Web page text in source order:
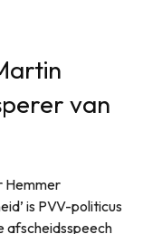
van
Hemmer
is PVV-politicus
afscheidsspeech